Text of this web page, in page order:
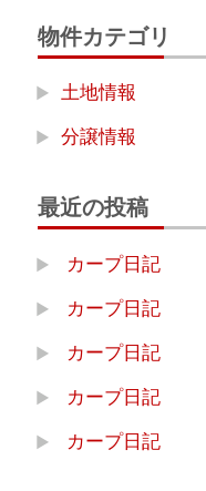
物件カテゴリ
土地情報
分譲情報
最近の投稿
カープ日記
カープ日記
カープ日記
カープ日記
カープ日記